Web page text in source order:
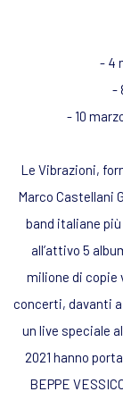
- 4
-
- 10
Le Vibrazioni,
Marco Castellani
band italiane
all’attivo 5
milione di copie
concerti, davanti
un live speciale
2021 hanno
BEPPE